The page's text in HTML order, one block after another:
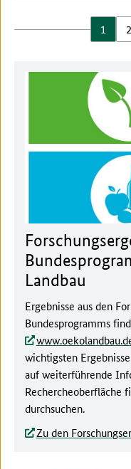
1 2
Landbau
Ergebnisse aus den
Bundesprogramms
wichtigsten
auf weiterführende
Rechercheoberfläche
durchsuchen.
Zu den